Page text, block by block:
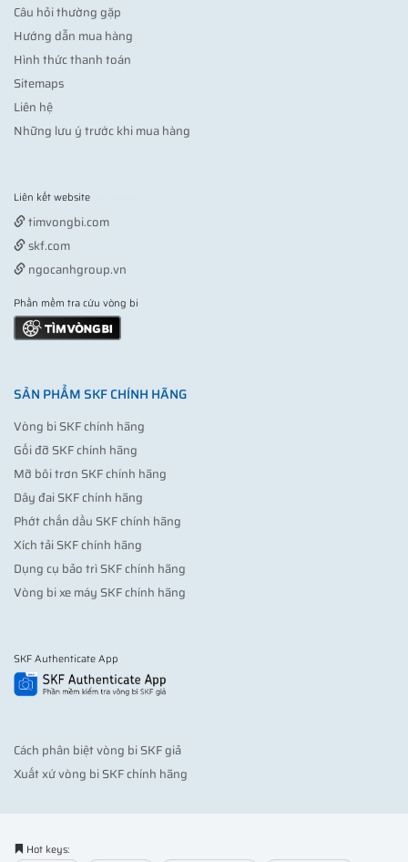
Câu hỏi thường gặp
Hướng dẫn mua hàng
Hình thức thanh toán
Sitemaps
Liên hệ
Những lưu ý trước khi mua hàng
Liên kết website
timvongbi.com
skf.com
ngocanhgroup.vn
Phần mềm tra cứu vòng bi
SẢN PHẨM SKF CHÍNH HÃNG
Vòng bi SKF chính hãng
Gối đỡ SKF chính hãng
Mỡ bôi trơn SKF chính hãng
Dây đai SKF chính hãng
Phớt chắn dầu SKF chính hãng
Xích tải SKF chính hãng
Dụng cụ bảo trì SKF chính hãng
Vòng bi xe máy SKF chính hãng
SKF Authenticate App
Cách phân biệt vòng bi SKF giả
Xuất xứ vòng bi SKF chính hãng
Hot keys: